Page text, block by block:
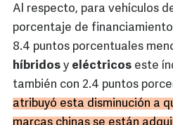
Al respecto, para vehículos
porcentaje de
8.4 puntos porcentuales
híbridos y eléctricos este
también con 2.4 puntos
atribuyó esta disminución a